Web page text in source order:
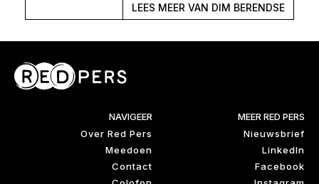
LEES MEER VAN DIM BERENDSE
NAVIGEER
Over Red Pers
Meedoen
Contact
MEER RED PERS
Nieuwsbrief
LinkedIn
Facebook